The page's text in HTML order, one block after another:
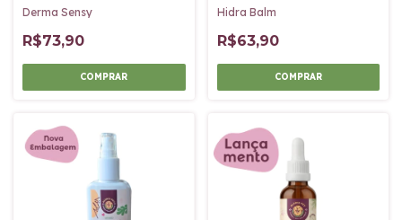
Derma Sensy
R$73,90
Hidra Balm
R$63,90